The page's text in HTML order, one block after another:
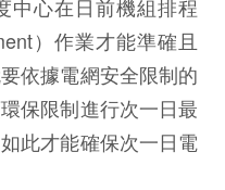
中心在日前機組排程
）作業才能準確且
依據電網安全限制的
保限制進行次一日最
此才能確保次一日電